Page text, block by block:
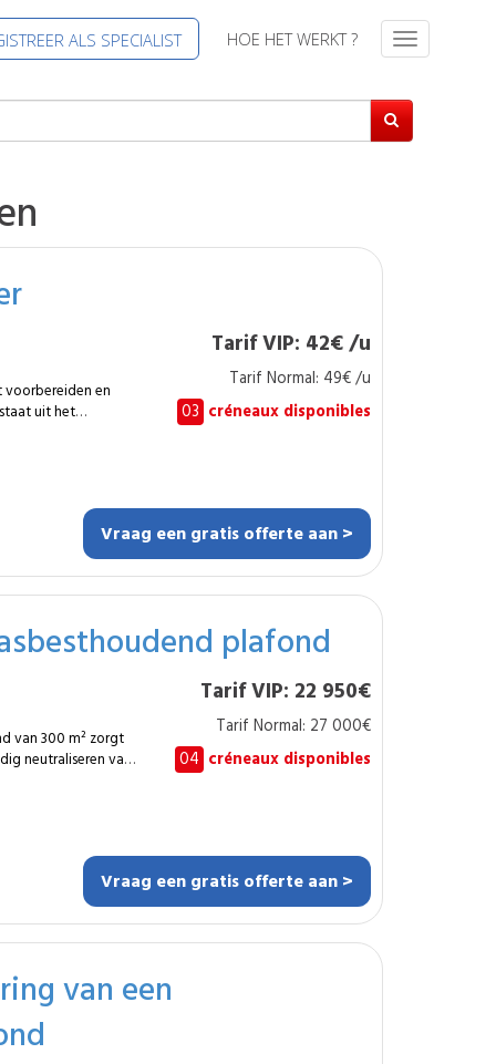
ALS SPECIALIST HOE HET WERKT ?
T
g
l
en
uit het
muren en
Tarif VIP: 42€ /u
Tarif Normal: 49€ /u
03 créneaux disponibles
Vraag een gratis offerte aan >
plafond
van 300 m² zorgt
neutraliseren van
en de
bevestigt. Deze
in een veilige
opleiding en
Tarif VIP: 22 950€
Tarif Normal: 27 000€
04 créneaux disponibles
Vraag een gratis offerte aan >
van een